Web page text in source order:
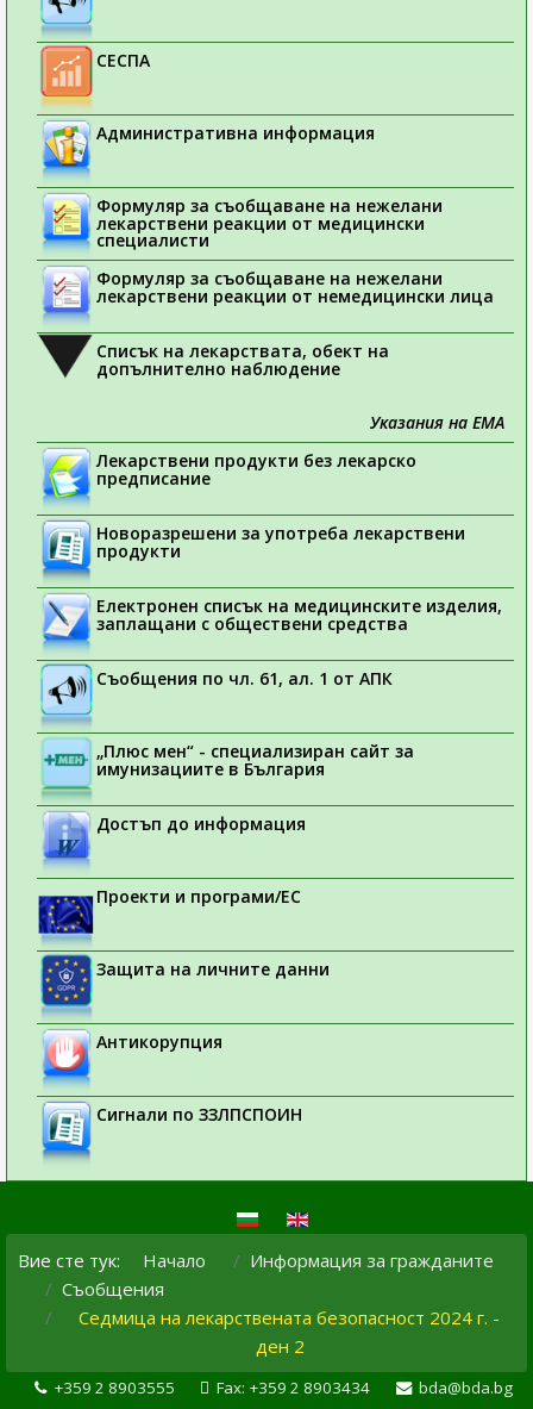
СЕСПА
Административна информация
Формуляр за съобщаване на нежелани
лекарствени реакции от медицински
специалисти
Формуляр за съобщаване на нежелани
лекарствени реакции от немедицински лица
Списък на лекарствата, обект на
допълнително наблюдение
Указания на ЕМА
Лекарствени продукти без лекарско
предписание
Новоразрешени за употреба лекарствени
продукти
Електронен списък на медицинските изделия,
заплащани с обществени средства
Съобщения по чл. 61, ал. 1 от АПК
„Плюс мен“ - специализиран сайт за
имунизациите в България
Достъп до информация
Проекти и програми/ЕС
Защита на личните данни
Антикорупция
Сигнали по ЗЗЛПСПОИН
Вие сте тук: Начало
Информация за гражданите
Съобщения
Седмица на лекарствената безопасност 2024 г. -
ден 2
+359 2 8903555 Fax: +359 2 8903434
bda@bda.bg